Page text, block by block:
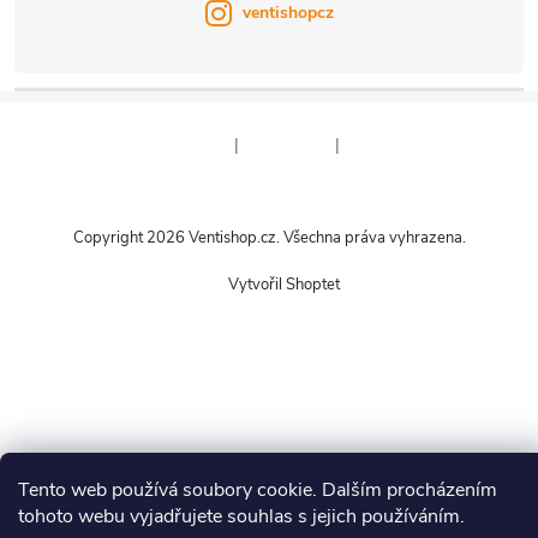
Tento web používá soubory cookie. Dalším procházením
tohoto webu vyjadřujete souhlas s jejich používáním.
ventishopcz
| |
Vytvořil Shoptet
Copyright 2026 Ventishop.cz. Všechna práva vyhrazena.